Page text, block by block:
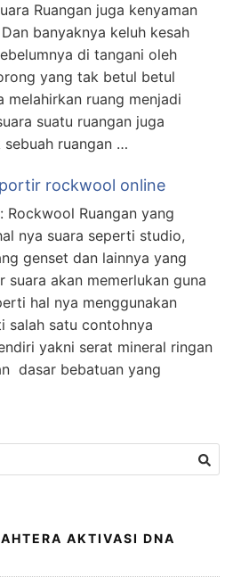
Ruangan juga kenyaman
banyaknya keluh kesah
di tangani oleh
yang tak betul betul
melahirkan ruang menjadi
suatu ruangan juga
sebuah ruangan …
rockwool online
Rockwool Ruangan yang
nya suara seperti studio,
genset dan lainnya yang
suara akan memerlukan guna
hal nya menggunakan
salah satu contohnya
yakni serat mineral ringan
dasar bebatuan yang
AKTIVASI DNA